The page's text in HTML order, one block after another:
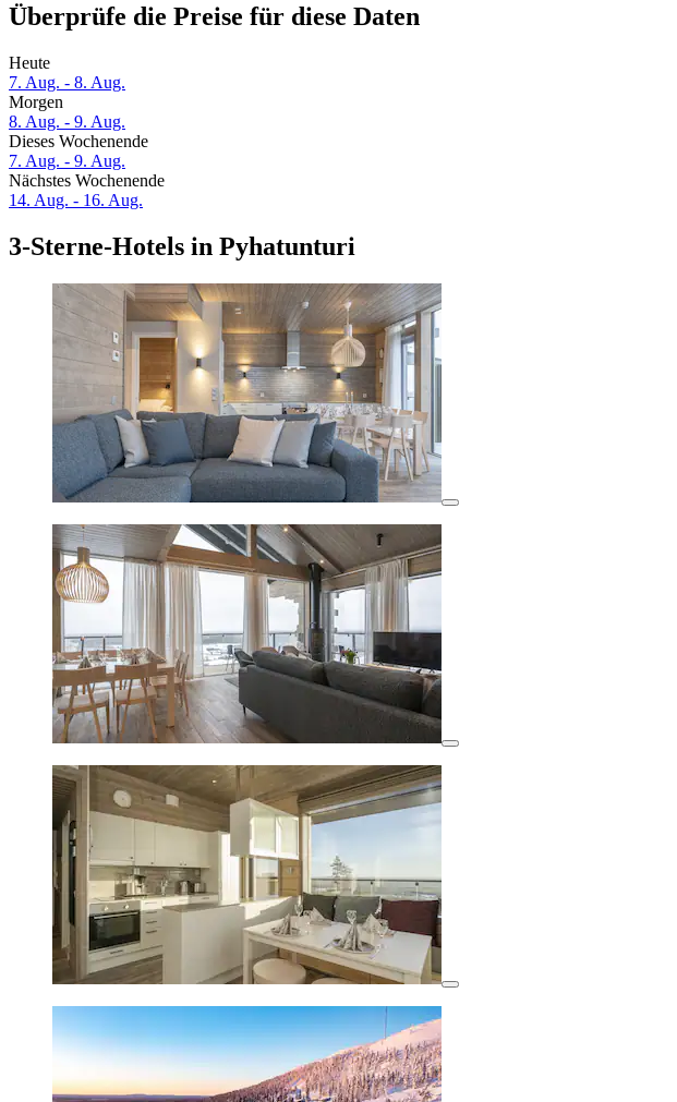
Überprüfe die Preise für diese Daten
Heute
7. Aug. - 8. Aug.
Morgen
8. Aug. - 9. Aug.
Dieses Wochenende
7. Aug. - 9. Aug.
Nächstes Wochenende
14. Aug. - 16. Aug.
3-Sterne-Hotels in Pyhatunturi